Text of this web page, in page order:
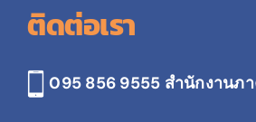
ติดต่อเรา
095 856 9555 สำนักงานภ